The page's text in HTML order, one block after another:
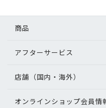
商品
アフターサービス
店舗（国内・海外）
オンラインショップ会員情